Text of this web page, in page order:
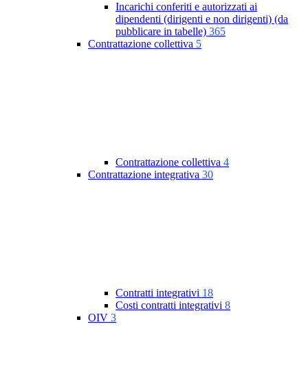
Incarichi conferiti e autorizzati ai
dipendenti (dirigenti e non dirigenti) (da
pubblicare in tabelle) 365
Contrattazione collettiva 5
Contrattazione collettiva 4
Contrattazione integrativa 30
Contratti integrativi 18
Costi contratti integrativi 8
OIV 3